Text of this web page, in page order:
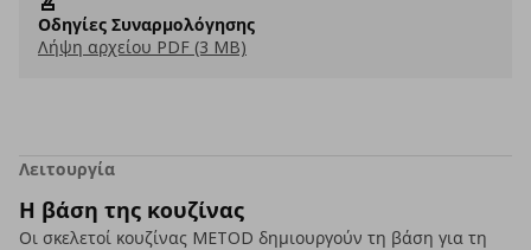
Οδηγίες Συναρμολόγησης
Λήψη αρχείου PDF (3 MB)
Λειτουργία
Η βάση της κουζίνας
Οι σκελετοί κουζίνας METOD δημιουργούν τη βάση για τη